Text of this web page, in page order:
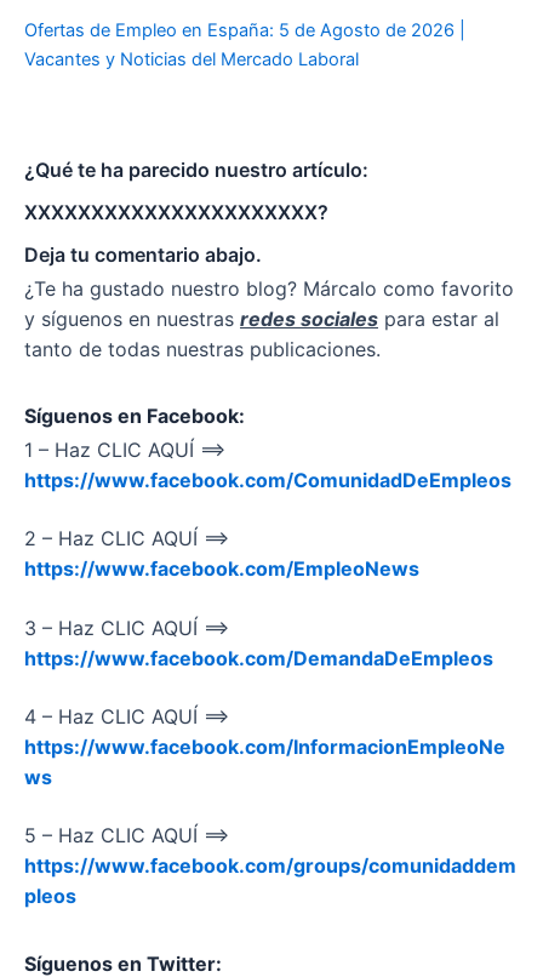
Ofertas de Empleo en España: 5 de Agosto de 2026 |
Vacantes y Noticias del Mercado Laboral
¿Qué te ha parecido nuestro artículo:
XXXXXXXXXXXXXXXXXXXXXX?
Deja tu comentario abajo.
¿Te ha gustado nuestro blog? Márcalo como favorito
y síguenos en nuestras redes sociales para estar al
tanto de todas nuestras publicaciones.
Síguenos en Facebook:
1 – Haz CLIC AQUÍ ==>
https://www.facebook.com/ComunidadDeEmpleos
2 – Haz CLIC AQUÍ ==>
https://www.facebook.com/EmpleoNews
3 – Haz CLIC AQUÍ ==>
https://www.facebook.com/DemandaDeEmpleos
4 – Haz CLIC AQUÍ ==>
https://www.facebook.com/InformacionEmpleoNe
ws
5 – Haz CLIC AQUÍ ==>
https://www.facebook.com/groups/comunidaddem
pleos
Síguenos en Twitter: